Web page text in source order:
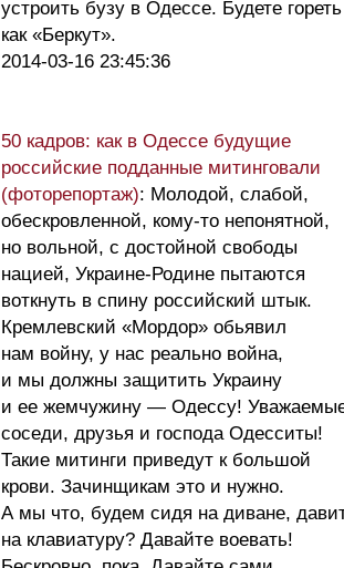
устроить бузу в Одессе. Будете гореть
как «Беркут».
2014-03-16 23:45:36
50 кадров: как в Одессе будущие
российские подданные митинговали
(фоторепортаж): Молодой, слабой,
обескровленной, кому-то непонятной,
но вольной, с достойной свободы
нацией, Украине-Родине пытаются
воткнуть в спину российский штык.
Кремлевский «Мордор» обьявил
нам войну, у нас реально война,
и мы должны защитить Украину
и ее жемчужину — Одессу!
соседи, друзья и господа Одесситы!
Такие митинги приведут к большой
крови. Зачинщикам это и нужно.
А мы что, будем сидя на диване,
на клавиатуру? Давайте воевать!